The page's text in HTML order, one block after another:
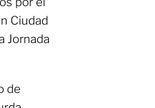
Ciudad
Jornada
de